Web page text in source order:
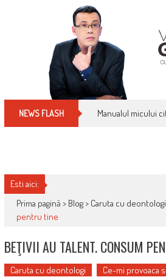
NEWS FLASH Manualul micului
Esti aici:
Prima pagină > Blog> Caruta cu deontologi
pentru tine
BEŢIVII AU TALENT. CONSUM
Caruta cu deontologi Ce-mi provoaca